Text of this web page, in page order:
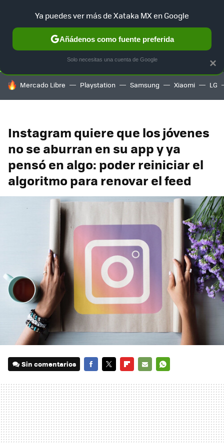
SELECCIÓN GAMING HOME AUTO TERRITORIO
HOY SE HABLA DE
Mercado Libre Playstation Samsung Xiaomi LG
Instagram quiere que los jóvenes
no se aburran en su app y ya
pensó en algo: poder reiniciar el
algoritmo para renovar el feed
Sin comentarios
MAIL
×
Ya puedes ver más de Xataka MX en Google
Añádenos como fuente preferida
Solo necesitas una cuenta de Google